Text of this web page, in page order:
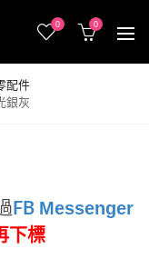
0 0
配件
銀灰
FB Messenger
下標